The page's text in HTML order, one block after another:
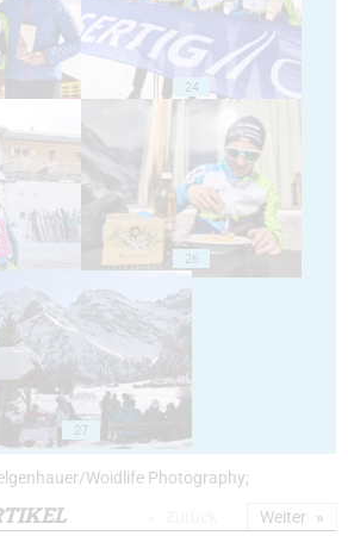
24
26
27
Woidlife Photography;
Weiter